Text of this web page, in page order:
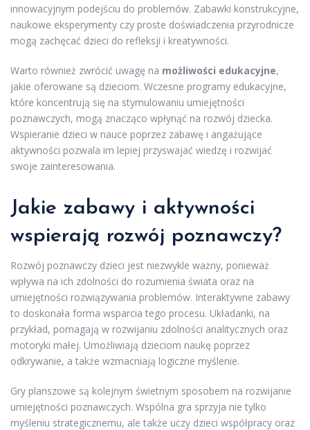
innowacyjnym podejściu do problemów. Zabawki konstrukcyjne,
naukowe eksperymenty czy proste doświadczenia przyrodnicze
mogą zachęcać dzieci do refleksji i kreatywności.
Warto również zwrócić uwagę na możliwości edukacyjne,
jakie oferowane są dzieciom. Wczesne programy edukacyjne,
które koncentrują się na stymulowaniu umiejętności
poznawczych, mogą znacząco wpłynąć na rozwój dziecka.
Wspieranie dzieci w nauce poprzez zabawę i angażujące
aktywności pozwala im lepiej przyswajać wiedzę i rozwijać
swoje zainteresowania.
Jakie zabawy i aktywności
wspierają rozwój poznawczy?
Rozwój poznawczy dzieci jest niezwykle ważny, ponieważ
wpływa na ich zdolności do rozumienia świata oraz na
umiejętności rozwiązywania problemów. Interaktywne zabawy
to doskonała forma wsparcia tego procesu. Układanki, na
przykład, pomagają w rozwijaniu zdolności analitycznych oraz
motoryki małej. Umożliwiają dzieciom naukę poprzez
odkrywanie, a także wzmacniają logiczne myślenie.
Gry planszowe są kolejnym świetnym sposobem na rozwijanie
umiejętności poznawczych. Wspólna gra sprzyja nie tylko
myśleniu strategicznemu, ale także uczy dzieci współpracy oraz